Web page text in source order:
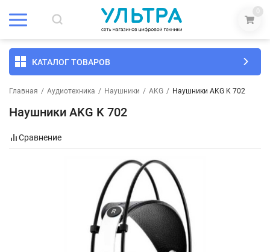
0
КАТАЛОГ ТОВАРОВ
Главная / Аудиотехника / Наушники / AKG / Наушники AKG K 702
Наушники AKG K 702
Сравнение